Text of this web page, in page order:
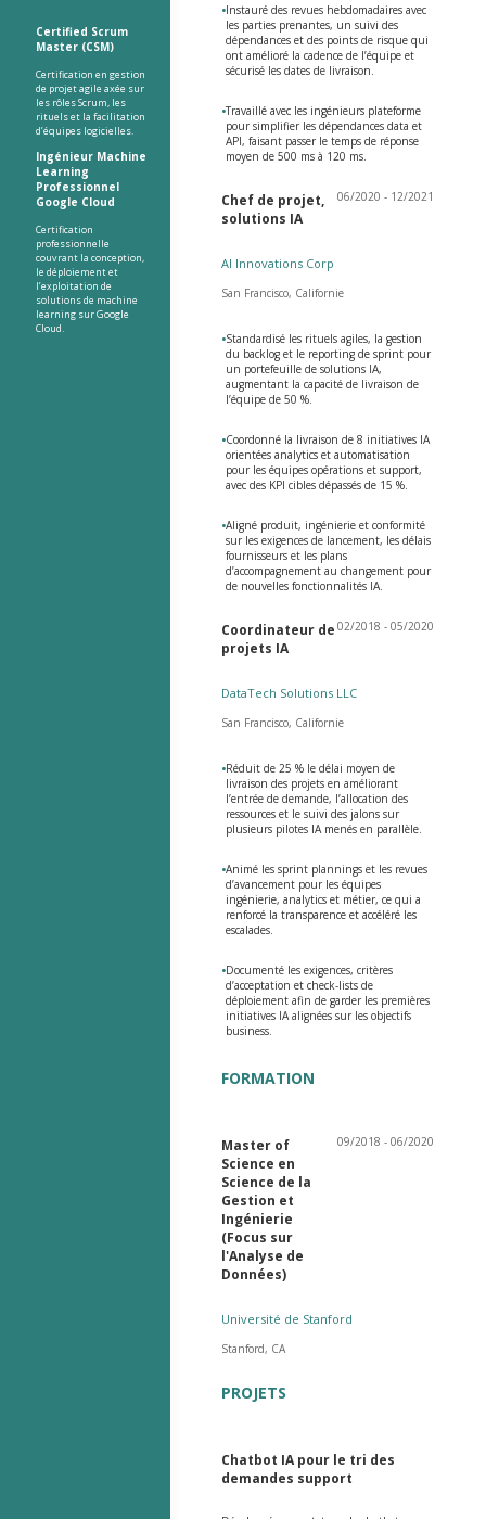
Certified Scrum
Master (CSM)
Certification en gestion
de projet agile axée sur
les rôles Scrum, les
rituels et la facilitation
d’équipes logicielles.
Ingénieur Machine
Learning
Professionnel
Google Cloud
Certification
professionnelle
couvrant la conception,
le déploiement et
l’exploitation de
solutions de machine
learning sur Google
Cloud.
•Instauré des revues hebdomadaires avec
les parties prenantes, un suivi des
dépendances et des points de risque qui
ont amélioré la cadence de l’équipe et
sécurisé les dates de livraison.
•Travaillé avec les ingénieurs plateforme
pour simplifier les dépendances data et
API, faisant passer le temps de réponse
moyen de 500 ms à 120 ms.
Chef de projet,
solutions IA
06/2020 - 12/2021
AI Innovations Corp
San Francisco, Californie
•Standardisé les rituels agiles, la gestion
du backlog et le reporting de sprint pour
un portefeuille de solutions IA,
augmentant la capacité de livraison de
l’équipe de 50 %.
•Coordonné la livraison de 8 initiatives IA
orientées analytics et automatisation
pour les équipes opérations et support,
avec des KPI cibles dépassés de 15 %.
•Aligné produit, ingénierie et conformité
sur les exigences de lancement, les délais
fournisseurs et les plans
d’accompagnement au changement pour
de nouvelles fonctionnalités IA.
Coordinateur de
projets IA
02/2018 - 05/2020
DataTech Solutions LLC
San Francisco, Californie
•Réduit de 25 % le délai moyen de
livraison des projets en améliorant
l’entrée de demande, l’allocation des
ressources et le suivi des jalons sur
plusieurs pilotes IA menés en parallèle.
•Animé les sprint plannings et les revues
d’avancement pour les équipes
ingénierie, analytics et métier, ce qui a
renforcé la transparence et accéléré les
escalades.
•Documenté les exigences, critères
d’acceptation et check-lists de
déploiement afin de garder les premières
initiatives IA alignées sur les objectifs
business.
FORMATION
Master of
Science en
Science de la
Gestion et
Ingénierie
(Focus sur
l'Analyse de
Données)
09/2018 - 06/2020
Université de Stanford
Stanford, CA
PROJETS
Chatbot IA pour le tri des
demandes support